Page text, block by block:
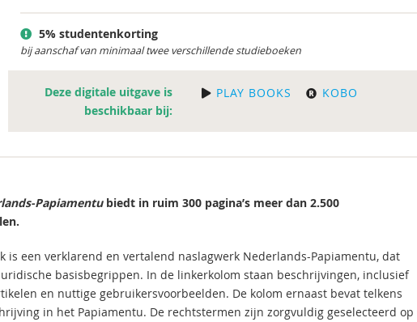
5% studentenkorting
bij aanschaf van minimaal twee verschillende studieboeken
Deze digitale uitgave is
beschikbaar bij:
PLAY BOOKS KOBO
Papiamentu biedt in ruim 300 pagina’s meer dan 2.500
is een verklarend en vertalend naslagwerk Nederlands-Papiamentu, dat
basisbegrippen. In de linkerkolom staan beschrijvingen, inclusief
en nuttige gebruikersvoorbeelden. De kolom ernaast bevat telkens
in het Papiamentu. De rechtstermen zijn zorgvuldig geselecteerd op